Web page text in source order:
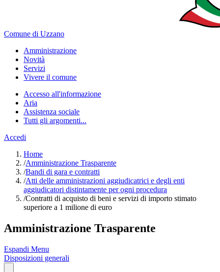
Comune di Uzzano
Amministrazione
Novità
Servizi
Vivere il comune
Accesso all'informazione
Aria
Assistenza sociale
Tutti gli argomenti...
Accedi
Home
/Amministrazione Trasparente
/Bandi di gara e contratti
/Atti delle amministrazioni aggiudicatrici e degli enti
aggiudicatori distintamente per ogni procedura
/Contratti di acquisto di beni e servizi di importo stimato
superiore a 1 milione di euro
Amministrazione Trasparente
Espandi Menu
Disposizioni generali